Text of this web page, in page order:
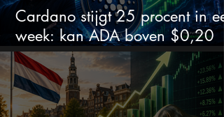
Cardano stijgt 25 procent in
week: kan ADA boven $0,20
blijven?